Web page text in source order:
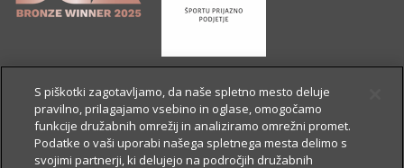
S piškotki zagotavljamo, da naše spletno mesto deluje
pravilno, prilagajamo vsebino in oglase, omogočamo
funkcije družabnih omrežij in analiziramo omrežni promet.
Podatke o vaši uporabi našega spletnega mesta delimo s
svojimi partnerji, ki delujejo na področjih družabnih